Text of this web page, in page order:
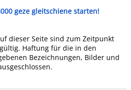
geze gleitschiene starten!
dieser Seite sind zum Zeitpunkt
Haftung für die in den
Bezeichnungen, Bilder und